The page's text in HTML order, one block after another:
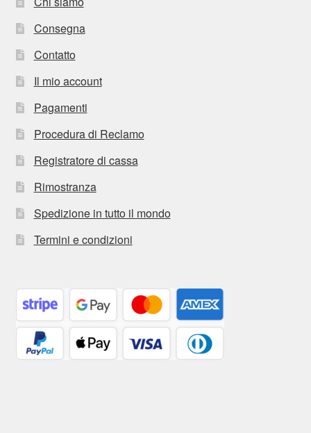
Consegna
Contatto
Il mio account
Pagamenti
Procedura di Reclamo
Registratore di cassa
Rimostranza
Spedizione in tutto il mondo
Termini e condizioni